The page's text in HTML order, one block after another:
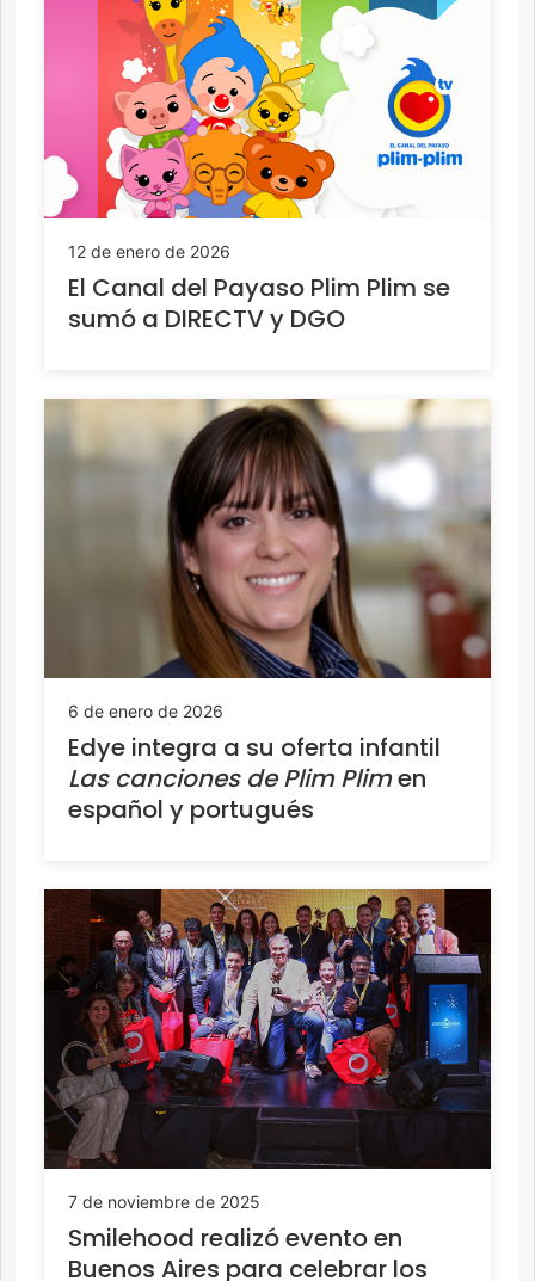
12 de enero de 2026
El Canal del Payaso Plim Plim se
sumó a DIRECTV y DGO
6 de enero de 2026
Edye integra a su oferta infantil
Las canciones de Plim Plimen
español y portugués
7 de noviembre de 2025
Smilehood realizó evento en
Buenos Aires para celebrar los